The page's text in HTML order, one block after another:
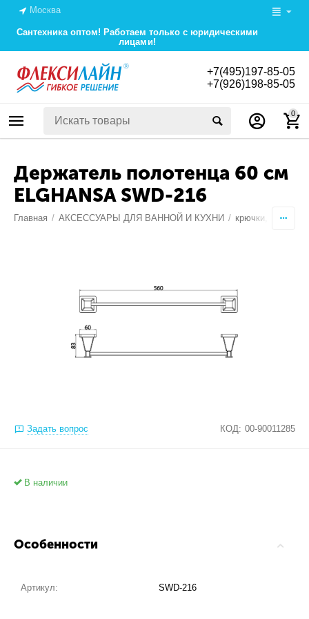
Москва
Сантехника оптом! Работаем только с юридическими
лицами!
+7(495)197-85-05
+7(926)198-85-05
0
Держатель полотенца 60 см
ELGHANSA SWD-216
Главная / АКСЕССУАРЫ ДЛЯ ВАННОЙ И КУХНИ / крючки, планки,
Задать вопрос КОД: 00-90011285
В наличии
Особенности
Артикул: SWD-216